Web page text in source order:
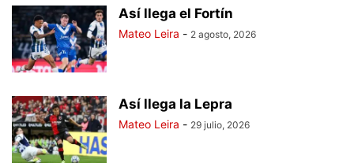
Así llega el Fortín
Mateo Leira - 2 agosto, 2026
Así llega la Lepra
Mateo Leira - 29 julio, 2026